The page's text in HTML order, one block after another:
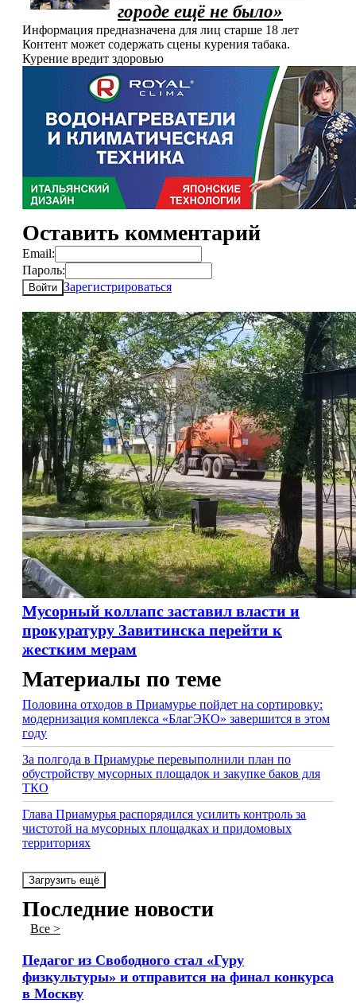
городе ещё не было»
Информация предназначена для лиц старше 18 лет
Контент может содержать сцены курения табака.
Курение вредит здоровью
Оставить комментарий
Email:
Пароль:
Войти Зарегистрироваться
Мусорный коллапс заставил власти и
прокуратуру Завитинска перейти к
жестким мерам
Материалы по теме
Половина отходов в Приамурье пойдет на сортировку:
модернизация комплекса «БлагЭКО» завершится в этом
году
За полгода в Приамурье перевыполнили план по
обустройству мусорных площадок и закупке баков для
ТКО
Глава Приамурья распорядился усилить контроль за
чистотой на мусорных площадках и придомовых
территориях
Загрузить ещё
Последние новости
Все >
Педагог из Свободного стал «Гуру
физкультуры» и отправится на финал конкурса
в Москву